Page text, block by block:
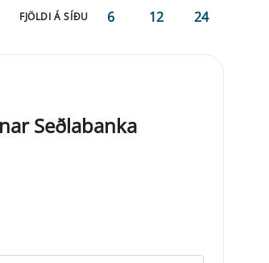
FJÖLDI Á SÍÐU 6 12 24
Seðlabanka